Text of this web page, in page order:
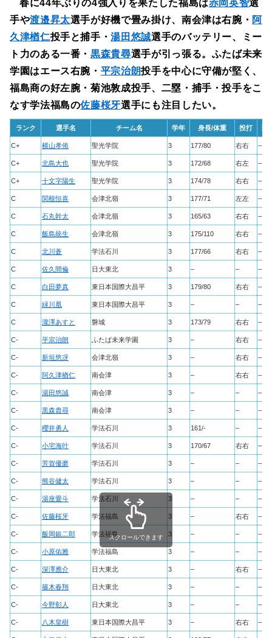
春に44年ぶりの4強入りを果たした福島は赤岡英智選
手や渡邉昇太選手が好機で畳み掛け、南会津は右腕・ 阿
久津楢仁投手と捕手・湯田悠誠選手のバッテリー、ミー
ト力のある一番・黒森貴尋選手が引っ張る。ふたば未来
学園はエース右腕・ 平宗治朗投手を中心に守備が堅く、
福島商の好左腕・菊池敦成投手、二塁・捕手・投手をこ
なす学法福島の佐藤桜牙選手にも注目したい。
ランク 選手名 チーム名 学年 身長/体重 投打 球
C+ 横山孝侑 聖光学院 3 177/80 右右 –
C+ 北島大也 聖光学院 3 172/68 右左 –
C+ 十文字陽生 聖光学院 3 174/78 右右 –
C 関根恒喜 会津北嶺 3 177/71 左左 –
C 石丸幹太 会津北嶺 3 165/63 右右 –
C 飯島統生 会津北嶺 3 175/110 右右 –
C 北川蒼 学法石川 3 177/66 右右 –
C 佐久間倫 日大東北 3 – – –
C 白田夢真 東日本国際大昌平 3 179/80 右右 –
C 緑川凰 東日本国際大昌平 3 – – –
C 瀧澤あすと 磐城 3 173/79 右右 –
C- 平宗治朗 ふたば未来学園 3 – 右右 –
C- 新垣悠冴 会津北嶺 3 – 右右 –
C- 阿久津楢仁 南会津 3 – 右右 –
C- 湯田悠誠 南会津 3 – – –
C- 黒森貴尋 南会津 3 – – –
C- 櫻井勇人 学法石川 3 161/- – –
C- 小宅海叶 学法石川 3 170/67 右右 –
C- 芳賀優磨 学法石川 3 – – –
C- 熊谷健太 学法石川 3 – – –
C- 湯座愛斗 学法石川 3 – – –
C- 佐藤桜牙 学法福島 3 – 右右 –
C- 飯岡銀二郎 学法福島 3 – – –
C- 小原佑雅 学法福島 3 – – –
C- 深澤應介 日大東北 3 – 右右 –
C- 篠木春翔 日大東北 3 – – –
C- 今野彰人 日大東北 3 – – –
C- 八木皇樹 東日本国際大昌平 3 – 右右 –
スクロールできます